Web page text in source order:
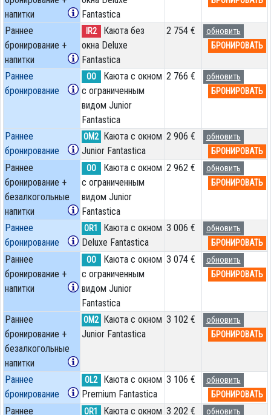
напитки
Fantastica
Раннее
бронирование +
напитки
IR2
Каюта без
окна Deluxe
Fantastica
2 754 €
обновить
БРОНИРОВАТЬ
Раннее
бронирование
OO
Каюта с окном
с ограниченным
видом Junior
Fantastica
2 766 €
обновить
БРОНИРОВАТЬ
Раннее
бронирование
OM2 Каюта с окном
Junior Fantastica
2 906 €
обновить
БРОНИРОВАТЬ
Раннее
бронирование +
безалкогольные
напитки
OO
Каюта с окном
с ограниченным
видом Junior
Fantastica
2 962 €
обновить
БРОНИРОВАТЬ
Раннее
бронирование
OR1
Каюта с окном
Deluxe Fantastica
3 006 €
обновить
БРОНИРОВАТЬ
Раннее
бронирование +
напитки
OO
Каюта с окном
с ограниченным
видом Junior
Fantastica
3 074 €
обновить
БРОНИРОВАТЬ
Раннее
бронирование +
безалкогольные
напитки
OM2 Каюта с окном
Junior Fantastica
3 102 €
обновить
БРОНИРОВАТЬ
Раннее
бронирование
OL2
Каюта с окном
Premium Fantastica
3 106 €
обновить
БРОНИРОВАТЬ
Раннее
OR1
Каюта с окном 3 202 €
обновить